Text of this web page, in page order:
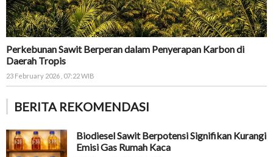
Perkebunan Sawit Berperan dalam Penyerapan Karbon di
Daerah Tropis
23 February 2026 , 07:22 WIB
BERITA REKOMENDASI
Biodiesel Sawit Berpotensi Signifikan Kurangi
Emisi Gas Rumah Kaca